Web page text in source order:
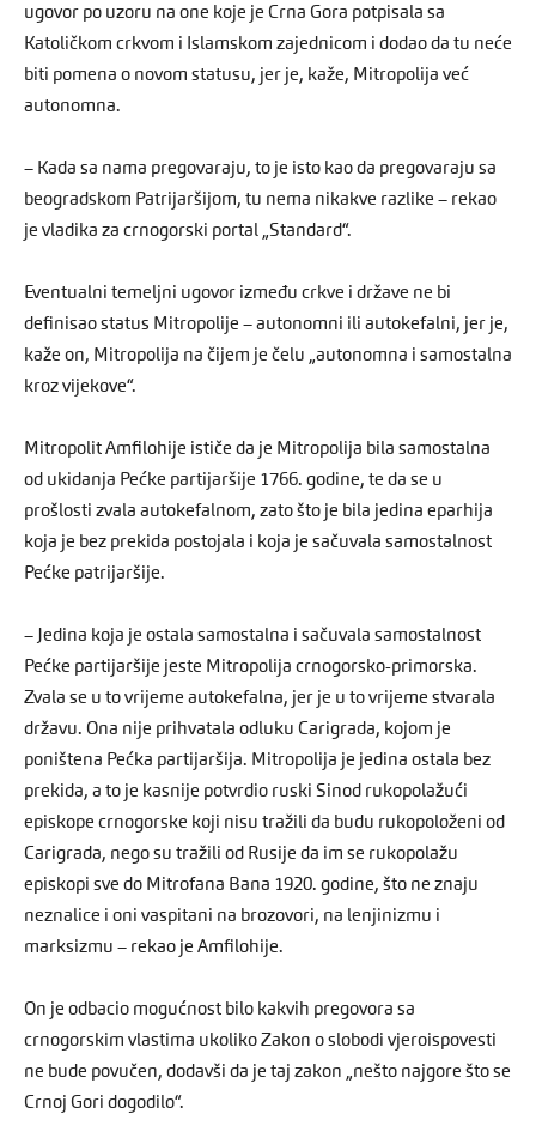
ugovor po uzoru na one koje je Crna Gora potpisala sa
Katoličkom crkvom i Islamskom zajednicom i dodao da tu neće
biti pomena o novom statusu, jer je, kaže, Mitropolija već
autonomna.
– Kada sa nama pregovaraju, to je isto kao da pregovaraju sa
beogradskom Patrijaršijom, tu nema nikakve razlike – rekao
je vladika za crnogorski portal „Standard“.
Eventualni temeljni ugovor između crkve i države ne bi
definisao status Mitropolije – autonomni ili autokefalni, jer je,
kaže on, Mitropolija na čijem je čelu „autonomna i samostalna
kroz vijekove“.
Mitropolit Amfilohije ističe da je Mitropolija bila samostalna
od ukidanja Pećke partijaršije 1766. godine, te da se u
prošlosti zvala autokefalnom, zato što je bila jedina eparhija
koja je bez prekida postojala i koja je sačuvala samostalnost
Pećke patrijaršije.
– Jedina koja je ostala samostalna i sačuvala samostalnost
Pećke partijaršije jeste Mitropolija crnogorsko-primorska.
Zvala se u to vrijeme autokefalna, jer je u to vrijeme stvarala
državu. Ona nije prihvatala odluku Carigrada, kojom je
poništena Pećka partijaršija. Mitropolija je jedina ostala bez
prekida, a to je kasnije potvrdio ruski Sinod rukopolažući
episkope crnogorske koji nisu tražili da budu rukopoloženi od
Carigrada, nego su tražili od Rusije da im se rukopolažu
episkopi sve do Mitrofana Bana 1920. godine, što ne znaju
neznalice i oni vaspitani na brozovori, na lenjinizmu i
marksizmu – rekao je Amfilohije.
On je odbacio mogućnost bilo kakvih pregovora sa
crnogorskim vlastima ukoliko Zakon o slobodi vjeroispovesti
ne bude povučen, dodavši da je taj zakon „nešto najgore što se
Crnoj Gori dogodilo“.